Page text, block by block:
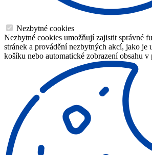
Nezbytné cookies
Nezbytné cookies umožňují zajistit správné
stránek a provádění nezbytných akcí, jako je
košíku nebo automatické zobrazení obsahu v